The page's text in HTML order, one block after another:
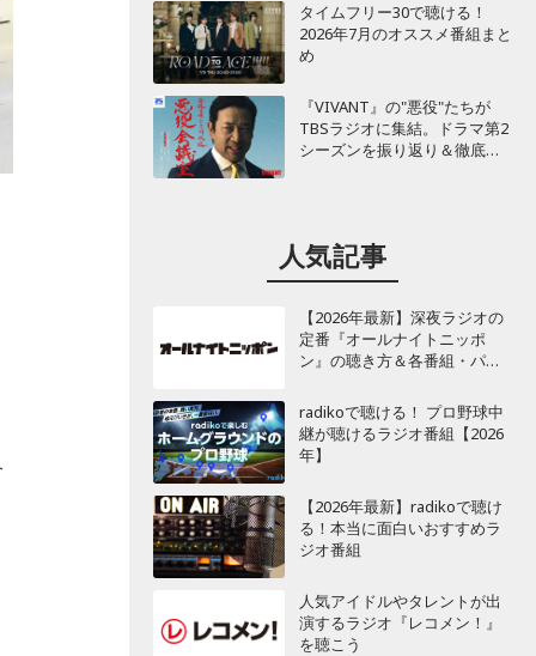
タイムフリー30で聴ける！
2026年7月のオススメ番組まと
め
『VIVANT』の"悪役"たちが
TBSラジオに集結。ドラマ第2
シーズンを振り返り＆徹底考
人気記事
【2026年最新】深夜ラジオの
定番『オールナイトニッポ
ン』の聴き方＆各番組・パー
radikoで聴ける！ プロ野球中
継が聴けるラジオ番組【2026
年】
【2026年最新】radikoで聴け
る！本当に面白いおすすめラ
ジオ番組
人気アイドルやタレントが出
演するラジオ『レコメン！』
を聴こう